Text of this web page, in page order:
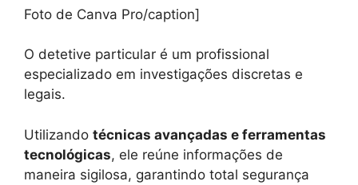
Foto de Canva Pro/caption]
O detetive particular é um profissional
especializado em investigações discretas e
legais.
Utilizando técnicas avançadas e ferramentas
tecnológicas, ele reúne informações de
maneira sigilosa, garantindo total segurança